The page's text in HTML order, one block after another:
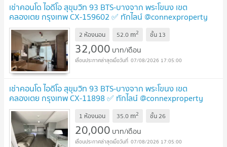
เช่าคอนโด ไอดีโอ สุขุมวิท 93 BTS-บางจาก พระโขนง เขต
คลองเตย กรุงเทพ CX-159602 ✅ ทักไลน์ @connexproperty
ตอบทันที ทีมงานมืออาชีพ ✅
2 ห้องนอน 52.0 m2 ชั้น 13
32,000 บาท/เดือน
07/08/2026 17:05:00
เช่าคอนโด ไอดีโอ สุขุมวิท 93 BTS-บางจาก พระโขนง เขต
คลองเตย กรุงเทพ CX-11898 ✅ ทักไลน์ @connexproperty
ตอบทันที ทีมงานมืออาชีพ ✅
1 ห้องนอน 35.0 m2 ชั้น26
20,000 บาท/เดือน
07/08/2026 17:05:00